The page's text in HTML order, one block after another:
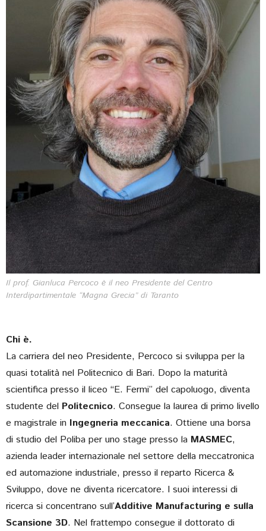
Il prof. Gianluca Percoco è il neo Presidente del Centro
Interdipartimentale “Magna Grecia” di Taranto
Chi è.
La carriera del neo Presidente, Percoco si sviluppa per la
quasi totalità nel Politecnico di Bari. Dopo la maturità
scientifica presso il liceo “E. Fermi” del capoluogo, diventa
studente del Politecnico. Consegue la laurea di primo livello
e magistrale in Ingegneria meccanica. Ottiene una borsa
di studio del Poliba per uno stage presso la MASMEC,
azienda leader internazionale nel settore della meccatronica
ed automazione industriale, presso il reparto Ricerca &
Sviluppo, dove ne diventa ricercatore. I suoi interessi di
ricerca si concentrano sull’Additive Manufacturing e sulla
Scansione 3D. Nel frattempo consegue il dottorato di